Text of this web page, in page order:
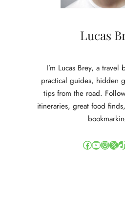
t
w
a
n
d
Lucas
I’m Lucas Brey, a travel
practical guides, hidden
tips from the road.
itineraries, great food
Facebook YouTube InstagramX TikTok